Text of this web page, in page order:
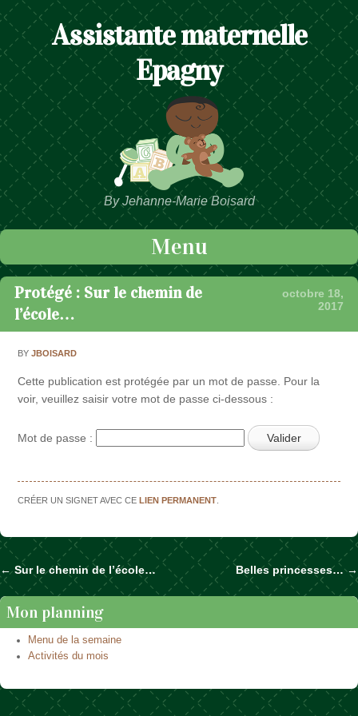
Assistante maternelle
Epagny
By Jehanne-Marie Boisard
Menu
Passer au contenu
Protégé : Sur le chemin de
l’école…
octobre 18,
2017
BYJBOISARD
Cette publication est protégée par un mot de passe. Pour la
voir, veuillez saisir votre mot de passe ci-dessous :
Mot de passe :
CRÉER UN SIGNET AVEC CELIEN PERMANENT
Naviguer dans les articles
←Sur le chemin de l’école… Belles princesses…→
Mon planning
Menu de la semaine
Activités du mois